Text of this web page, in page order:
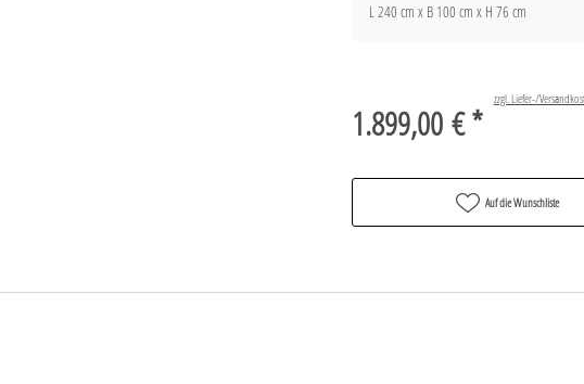
L 240 cm x B 100 cm x H 76 cm
1.899,00 € *
zzgl. Liefer-/
Auf die Wunschliste